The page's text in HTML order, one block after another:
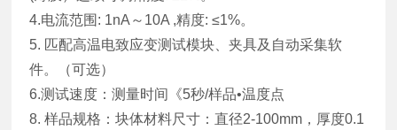
4.电流范围: 1nA～10A ,精度: ≤1%。
5. 匹配高温电致应变测试模块、夹具及自动采集软
件。（可选）
6.测试速度：测量时间《5秒/样品•温度点
8. 样品规格：块体材料尺寸：直径2-100mm，厚度0.1